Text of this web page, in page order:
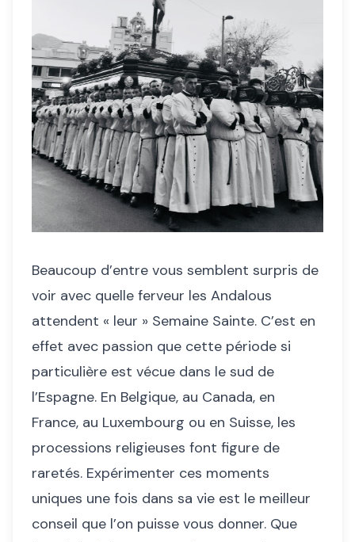
Beaucoup d’entre vous semblent surpris de
voir avec quelle ferveur les Andalous
attendent « leur » Semaine Sainte. C’est en
effet avec passion que cette période si
particulière est vécue dans le sud de
l’Espagne. En Belgique, au Canada, en
France, au Luxembourg ou en Suisse, les
processions religieuses font figure de
raretés. Expérimenter ces moments
uniques une fois dans sa vie est le meilleur
conseil que l’on puisse vous donner. Que